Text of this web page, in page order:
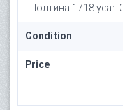
Полтина 1718 year.
Condition
Price